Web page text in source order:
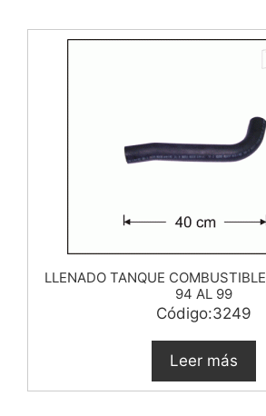
LLENADO TANQUE
94 AL 99
Código:3249
Leer más